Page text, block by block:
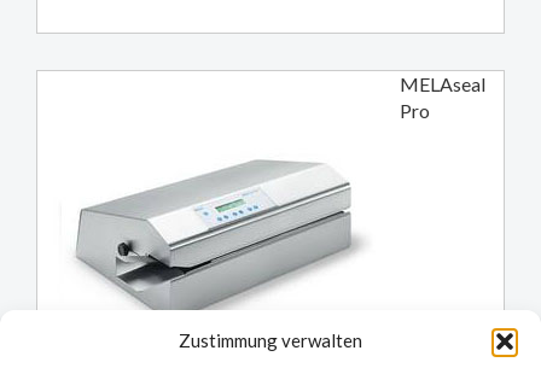
Zustimmung verwalten
MELAseal
Pro